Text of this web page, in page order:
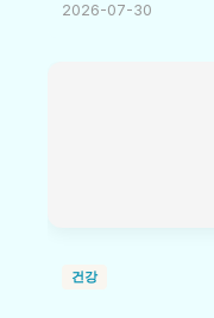
2026-07-30
건강